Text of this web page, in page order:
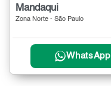
Mandaqui
Zona Norte - São Paulo
WhatsApp